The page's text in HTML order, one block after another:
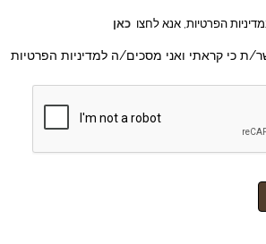
הפרטיות, אנא לחצו כאן
ת כי קראתי ואני מסכים/ה למדיניות הפרטיות